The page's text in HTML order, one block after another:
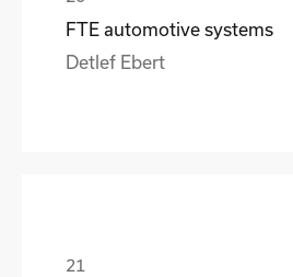
FTE automotive systems
Detlef Ebert